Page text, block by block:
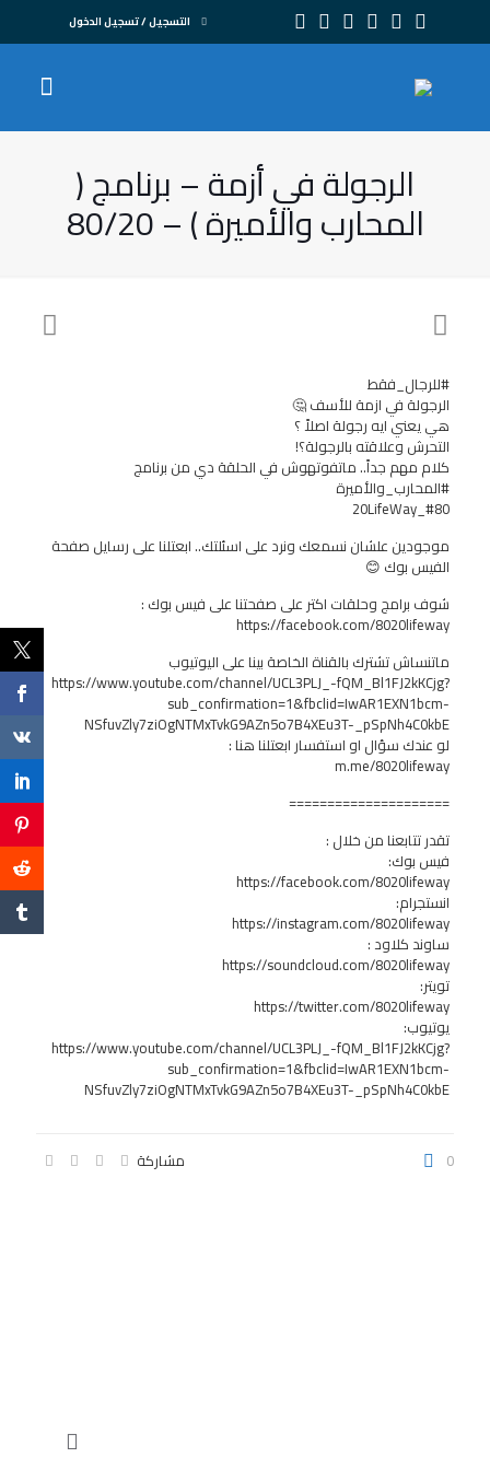
التسجيل / تسجيل الدخول
الرجولة في أزمة – برنامج (
المحارب والأميرة ) – 80/20
#للرجال_فقط
الرجولة في ازمة للأسف 🤔
هي يعني ايه رجولة اصلاً ؟
التحرش وعلاقته بالرجولة؟!
كلام مهم جداً.. ماتفوتهوش في الحلقة دي من برنامج
#المحارب_والأميرة
#80_20LifeWay
موجودين علشان نسمعك ونرد على اسئلتك.. ابعتلنا على رسايل صفحة
الفيس بوك 😊
شوف برامج وحلقات اكتر على صفحتنا على فيس بوك :
https://facebook.com/8020lifeway
ماتنساش تشترك بالقناة الخاصة بينا على اليوتيوب
https://www.youtube.com/channel/UCL3PLJ_-fQM_Bl1FJ2kKCjg?
sub_confirmation=1&fbclid=IwAR1EXN1bcm-
NSfuvZly7ziOgNTMxTvkG9AZn5o7B4XEu3T-_pSpNh4C0kbE
لو عندك سؤال او استفسار ابعتلنا هنا :
m.me/8020lifeway
=====================
تقدر تتابعنا من خلال :
فيس بوك:
https://facebook.com/8020lifeway
انستجرام:
https://instagram.com/8020lifeway
ساوند كلاود :
https://soundcloud.com/8020lifeway
تويتر:
https://twitter.com/8020lifeway
يوتيوب:
https://www.youtube.com/channel/UCL3PLJ_-fQM_Bl1FJ2kKCjg?
sub_confirmation=1&fbclid=IwAR1EXN1bcm-
NSfuvZly7ziOgNTMxTvkG9AZn5o7B4XEu3T-_pSpNh4C0kbE
مشاركة 0